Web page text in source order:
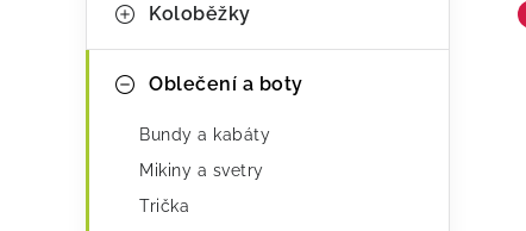
o
Koloběžky
Oblečení a boty
Bundy a kabáty
Mikiny a svetry
Trička